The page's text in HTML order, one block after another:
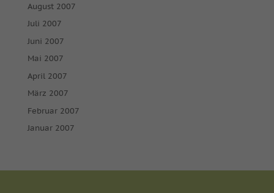
August 2007
Juli 2007
Juni 2007
Mai 2007
April 2007
März 2007
Februar 2007
Januar 2007